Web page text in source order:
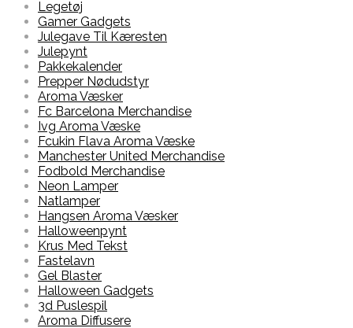
Legetøj
Gamer Gadgets
Julegave Til Kæresten
Julepynt
Pakkekalender
Prepper Nødudstyr
Aroma Væsker
Fc Barcelona Merchandise
Ivg Aroma Væske
Fcukin Flava Aroma Væske
Manchester United Merchandise
Fodbold Merchandise
Neon Lamper
Natlamper
Hangsen Aroma Væsker
Halloweenpynt
Krus Med Tekst
Fastelavn
Gel Blaster
Halloween Gadgets
3d Puslespil
Aroma Diffusere